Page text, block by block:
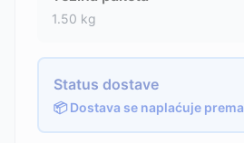
1.50 kg
Status dostave
📦 Dostava se naplaćuje